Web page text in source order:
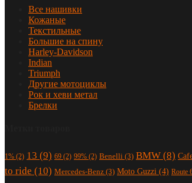
Все нашивки
Кожаные
Текстильные
Большие на спину
Harley-Davidson
Indian
Triumph
Другие мотоциклы
Рок и хеви метал
Брелки
1% (2) 13 (9) 69 (2) 99% (2) Benelli (3) BMW (8)
to ride (10) Mercedes-Benz (3) Moto Guzzi (4) Route